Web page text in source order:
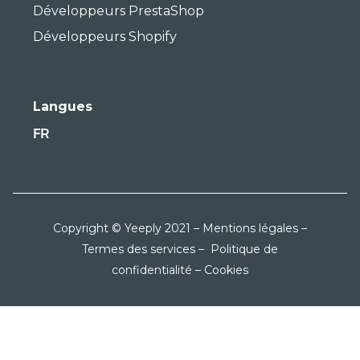
Développeurs PrestaShop
Développeurs Shopify
Langues
FR
Copyright © Yeeply 2021 – Mentions légales –
Termes des services – Politique de
confidentialité – Cookies